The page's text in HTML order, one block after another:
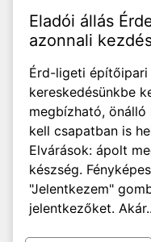
Eladói állás
azonnali
Érd-ligeti építőipari
kereskedésünkbe
megbízható, önálló
kell csapatban is
Elvárások: ápolt
készség.
"Jelentkezem"
jelentkezőket.